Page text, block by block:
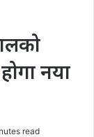
नया
read